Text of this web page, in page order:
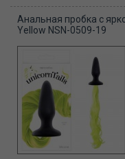
Анальная пробка с
Yellow NSN-0509-19